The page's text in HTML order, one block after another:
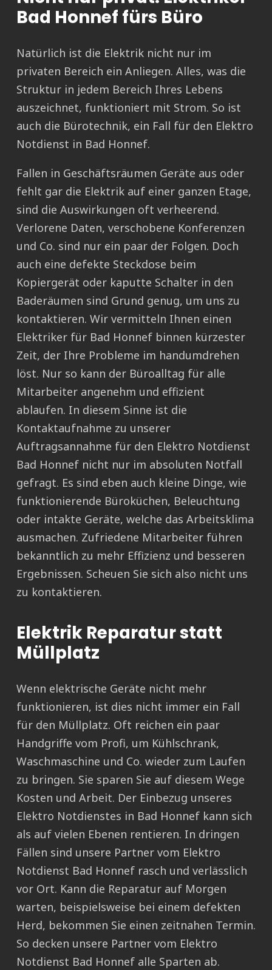
Bad Honnef fürs Büro
Natürlich ist die Elektrik nicht nur im
privaten Bereich ein Anliegen. Alles, was die
Struktur in jedem Bereich Ihres Lebens
auszeichnet, funktioniert mit Strom. So ist
auch die Bürotechnik, ein Fall für den Elektro
Notdienst in Bad Honnef.
Fallen in Geschäftsräumen Geräte aus oder
fehlt gar die Elektrik auf einer ganzen Etage,
sind die Auswirkungen oft verheerend.
Verlorene Daten, verschobene Konferenzen
und Co. sind nur ein paar der Folgen. Doch
auch eine defekte Steckdose beim
Kopiergerät oder kaputte Schalter in den
Baderäumen sind Grund genug, um uns zu
kontaktieren. Wir vermitteln Ihnen einen
Elektriker für Bad Honnef binnen kürzester
Zeit, der Ihre Probleme im handumdrehen
löst. Nur so kann der Büroalltag für alle
Mitarbeiter angenehm und effizient
ablaufen. In diesem Sinne ist die
Kontaktaufnahme zu unserer
Auftragsannahme für den Elektro Notdienst
Bad Honnef nicht nur im absoluten Notfall
gefragt. Es sind eben auch kleine Dinge, wie
funktionierende Büroküchen, Beleuchtung
oder intakte Geräte, welche das Arbeitsklima
ausmachen. Zufriedene Mitarbeiter führen
bekanntlich zu mehr Effizienz und besseren
Ergebnissen. Scheuen Sie sich also nicht uns
zu kontaktieren.
Elektrik Reparatur statt
Müllplatz
Wenn elektrische Geräte nicht mehr
funktionieren, ist dies nicht immer ein Fall
für den Müllplatz. Oft reichen ein paar
Handgriffe vom Profi, um Kühlschrank,
Waschmaschine und Co. wieder zum Laufen
zu bringen. Sie sparen Sie auf diesem Wege
Kosten und Arbeit. Der Einbezug unseres
Elektro Notdienstes in Bad Honnef kann sich
als auf vielen Ebenen rentieren. In dringen
Fällen sind unsere Partner vom Elektro
Notdienst Bad Honnef rasch und verlässlich
vor Ort. Kann die Reparatur auf Morgen
warten, beispielsweise bei einem defekten
Herd, bekommen Sie einen zeitnahen Termin.
So decken unsere Partner vom Elektro
Notdienst Bad Honnef alle Sparten ab.